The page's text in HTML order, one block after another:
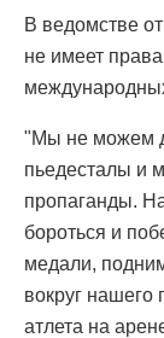
В ведомстве
не имеет
"Мы не можем
пьедесталы и
пропаганды.
бороться и
медали,
вокруг нашего
атлета на